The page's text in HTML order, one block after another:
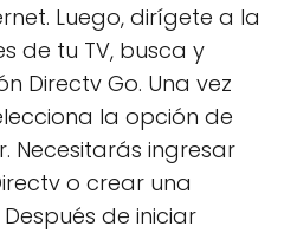
Luego, dirígete a la
de tu TV, busca y
Directv Go. Una vez
la opción de
Necesitarás ingresar
o crear una
de iniciar